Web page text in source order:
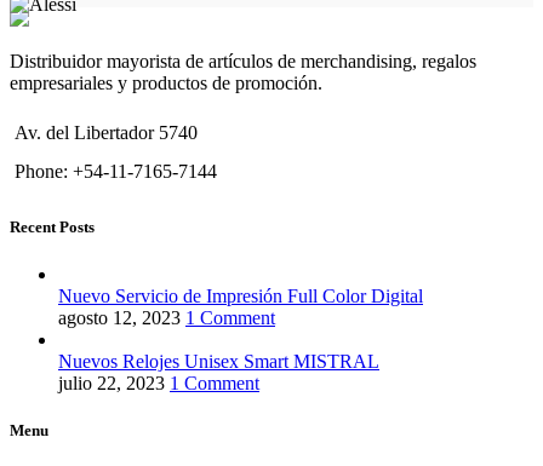
Distribuidor mayorista de artículos de merchandising, regalos
empresariales y productos de promoción.
Av. del Libertador 5740
Phone: +54-11-7165-7144
Recent Posts
Nuevo Servicio de Impresión Full Color Digital
agosto 12, 2023 1 Comment
Nuevos Relojes Unisex Smart MISTRAL
julio 22, 2023 1 Comment
Menu